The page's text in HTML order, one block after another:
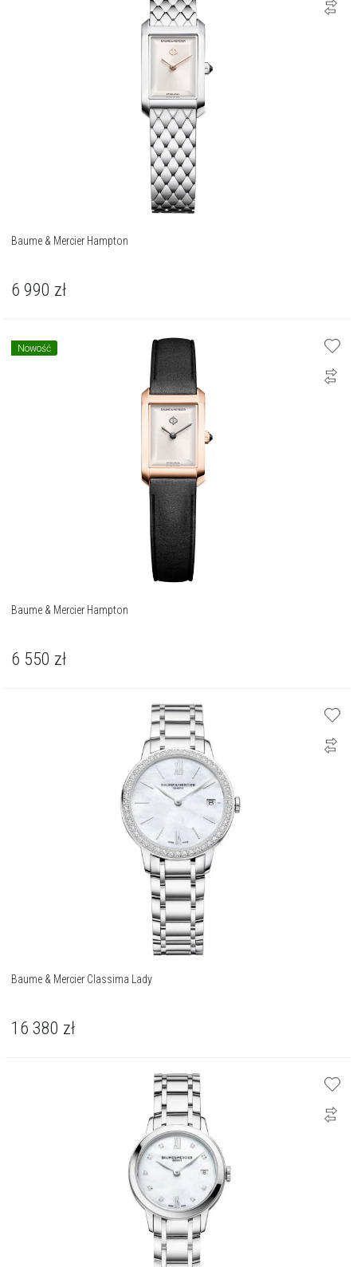
Baume & Mercier Hampton
6 990 zł
Nowość
Baume & Mercier Hampton
6 550 zł
Baume & Mercier Classima Lady
16 380 zł